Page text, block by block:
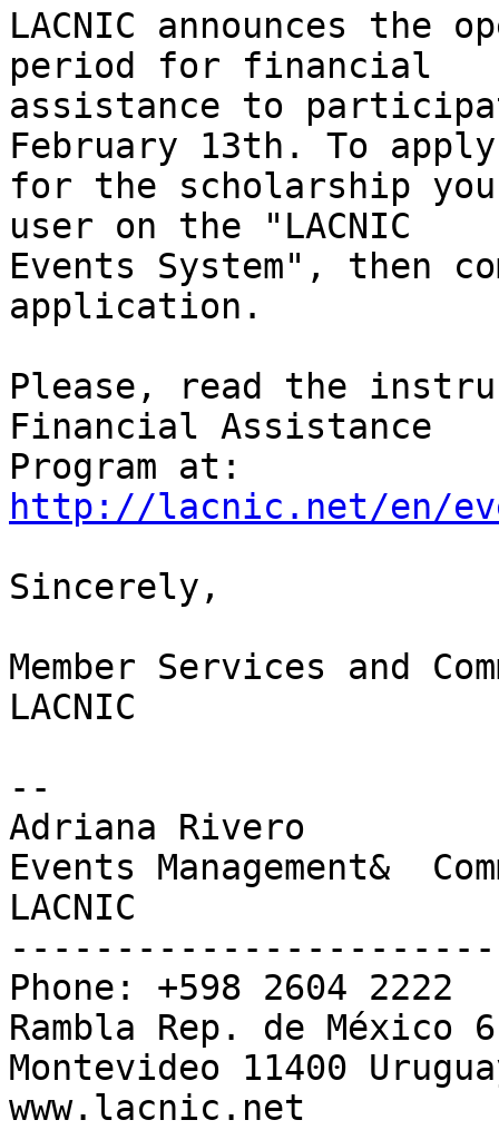
LACNIC announces
period for financial
assistance to
February 13th. To
for the scholarship
user on the "LACNIC
Events System", then
application.
Please, read the
Financial Assistance
http://lacnic.net/en/
Sincerely,
Member Services and
LACNIC
--
Adriana Rivero
Events Management&
LACNIC
Phone: +598 2604 2222
Rambla Rep. de México
Montevideo 11400
www.lacnic.net